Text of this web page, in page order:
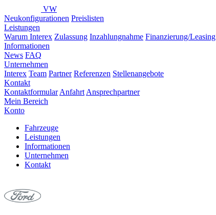
VW
Neukonfigurationen Preislisten
Leistungen
Warum Interex Zulassung Inzahlungnahme Finanzierung/Leasing
Informationen
News FAQ
Unternehmen
Interex Team Partner Referenzen Stellenangebote
Kontakt
Kontaktformular Anfahrt Ansprechpartner
Mein Bereich
Konto
Fahrzeuge
Leistungen
Informationen
Unternehmen
Kontakt